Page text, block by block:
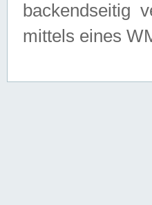
backendseitig
mittels eines